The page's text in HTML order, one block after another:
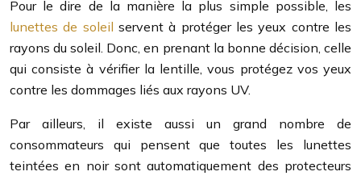
Pour le dire de la manière la plus simple possible, les
lunettes de soleil servent à protéger les yeux contre les
rayons du soleil. Donc, en prenant la bonne décision, celle
qui consiste à vérifier la lentille, vous protégez vos yeux
contre les dommages liés aux rayons UV.
Par ailleurs, il existe aussi un grand nombre de
consommateurs qui pensent que toutes les lunettes
teintées en noir sont automatiquement des protecteurs